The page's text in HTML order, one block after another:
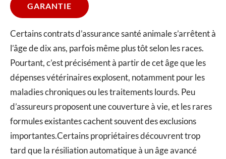
GARANTIE
Certains contrats d’assurance santé animale s’arrêtent à
l’âge de dix ans, parfois même plus tôt selon les races.
Pourtant, c’est précisément à partir de cet âge que les
dépenses vétérinaires explosent, notamment pour les
maladies chroniques ou les traitements lourds. Peu
d’assureurs proposent une couverture à vie, et les rares
formules existantes cachent souvent des exclusions
importantes.Certains propriétaires découvrent trop
tard que la résiliation automatique à un âge avancé